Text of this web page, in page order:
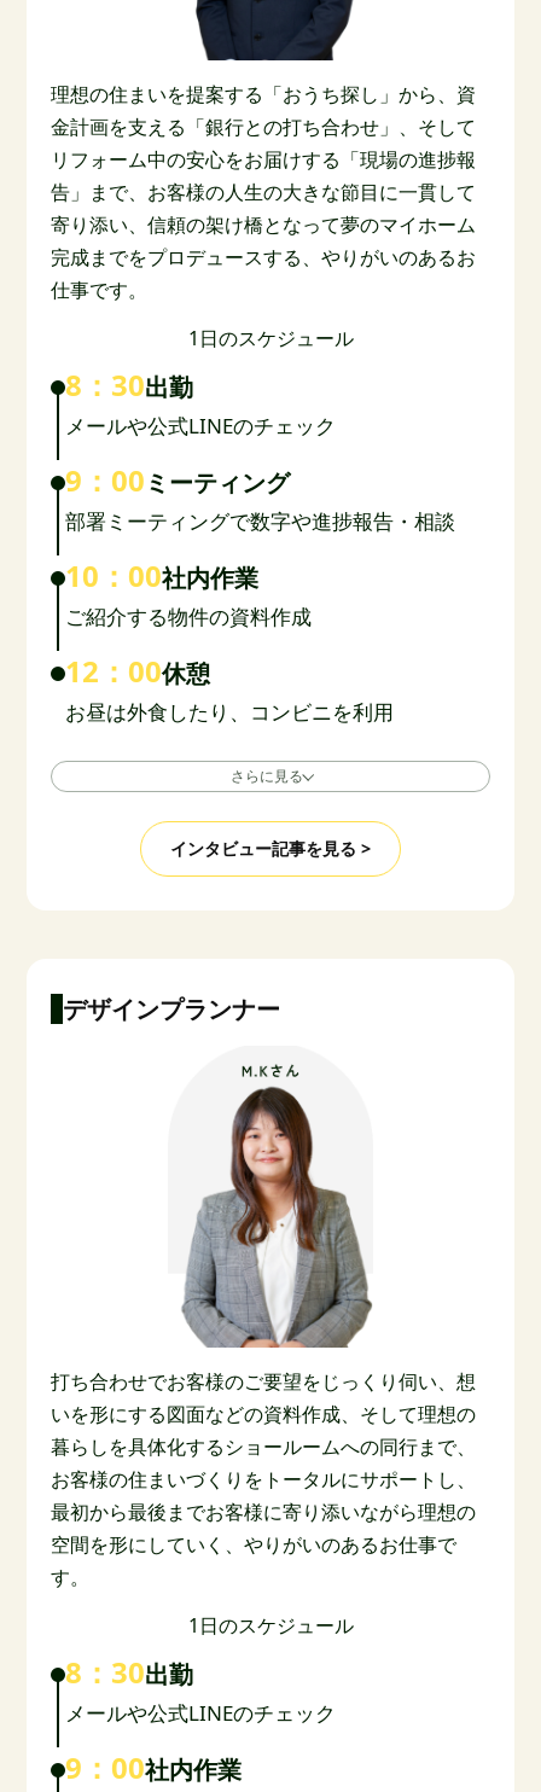
理想の住まいを提案する「おうち探し」から、資
金計画を支える「銀行との打ち合わせ」、そして
リフォーム中の安心をお届けする「現場の進捗報
告」まで、お客様の人生の大きな節目に一貫して
寄り添い、信頼の架け橋となって夢のマイホーム
完成までをプロデュースする、やりがいのあるお
仕事です。
1日のスケジュール
8：30出勤
メールや公式LINEのチェック
9：00ミーティング
部署ミーティングで数字や進捗報告・相談
10：00社内作業
ご紹介する物件の資料作成
12：00休憩
お昼は外食したり、コンビニを利用
さらに見る
インタビュー記事を見る >
デザインプランナー
打ち合わせでお客様のご要望をじっくり伺い、想
いを形にする図面などの資料作成、そして理想の
暮らしを具体化するショールームへの同行まで、
お客様の住まいづくりをトータルにサポートし、
最初から最後までお客様に寄り添いながら理想の
空間を形にしていく、やりがいのあるお仕事で
す。
1日のスケジュール
8：30出勤
メールや公式LINEのチェック
9：00社内作業